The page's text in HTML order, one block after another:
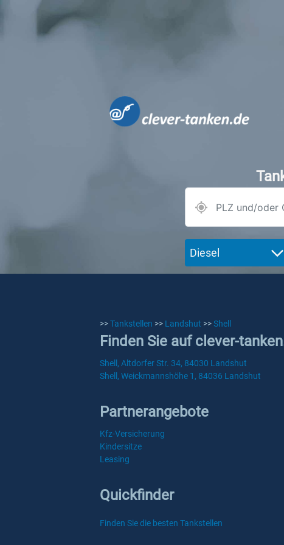
Diesel
>>Tankstellen >> Landshut >>Shell
Finden Sie auf clever-
Shell, Altdorfer Str. 34, 84030 Landshut
Shell, Weickmannshöhe 1, 84036 Landshut
Partnerangebote
Kfz-Versicherung
Kindersitze
Leasing
Quickfinder
Finden Sie die besten Tankstellen